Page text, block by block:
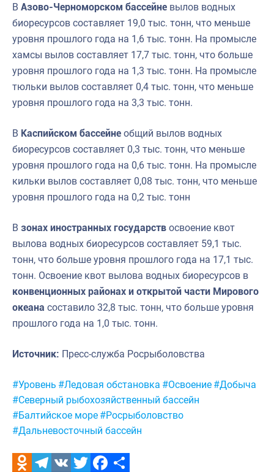
В Азово-Черноморском бассейне вылов водных
биоресурсов составляет 19,0 тыс. тонн, что меньше
уровня прошлого года на 1,6 тыс. тонн. На промысле
хамсы вылов составляет 17,7 тыс. тонн, что больше
уровня прошлого года на 1,3 тыс. тонн. На промысле
тюльки вылов составляет 0,4 тыс. тонн, что меньше
уровня прошлого года на 3,3 тыс. тонн.
В Каспийском бассейне общий вылов водных
биоресурсов составляет 0,3 тыс. тонн, что меньше
уровня прошлого года на 0,6 тыс. тонн. На промысле
кильки вылов составляет 0,08 тыс. тонн, что меньше
уровня прошлого года на 0,2 тыс. тонн
В зонах иностранных государств освоение квот
вылова водных биоресурсов составляет 59,1 тыс.
тонн, что больше уровня прошлого года на 17,1 тыс.
тонн. Освоение квот вылова водных биоресурсов в
конвенционных районах и открытой части Мирового
океана составило 32,8 тыс. тонн, что больше уровня
прошлого года на 1,0 тыс. тонн.
Источник: Пресс-служба Росрыболовства
Метки:
#Уровень #Ледовая обстановка #Освоение #Добыча
#Северный рыбохозяйственный бассейн
#Балтийское море #Росрыболовство
#Дальневосточный бассейн